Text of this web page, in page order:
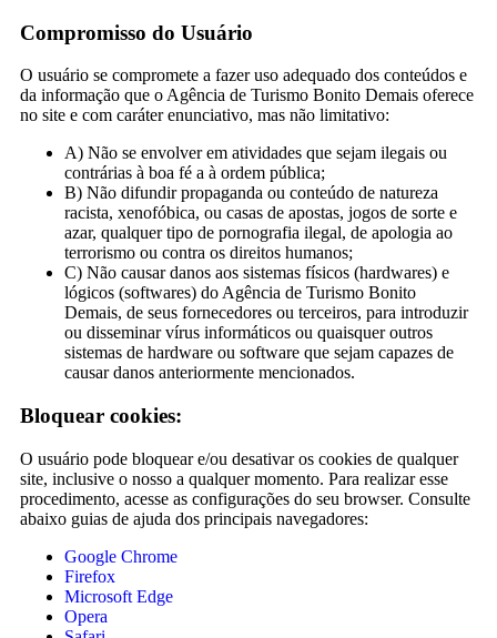
Compromisso do Usuário
O usuário se compromete a fazer uso adequado dos conteúdos e
da informação que o Agência de Turismo Bonito Demais oferece
no site e com caráter enunciativo, mas não limitativo:
A) Não se envolver em atividades que sejam ilegais ou
contrárias à boa fé a à ordem pública;
B) Não difundir propaganda ou conteúdo de natureza
racista, xenofóbica, ou casas de apostas, jogos de sorte e
azar, qualquer tipo de pornografia ilegal, de apologia ao
terrorismo ou contra os direitos humanos;
C) Não causar danos aos sistemas físicos (hardwares) e
lógicos (softwares) do Agência de Turismo Bonito
Demais, de seus fornecedores ou terceiros, para introduzir
ou disseminar vírus informáticos ou quaisquer outros
sistemas de hardware ou software que sejam capazes de
causar danos anteriormente mencionados.
Bloquear cookies:
O usuário pode bloquear e/ou desativar os cookies de qualquer
site, inclusive o nosso a qualquer momento. Para realizar esse
procedimento, acesse as configurações do seu browser. Consulte
abaixo guias de ajuda dos principais navegadores:
Google Chrome
Firefox
Microsoft Edge
Opera